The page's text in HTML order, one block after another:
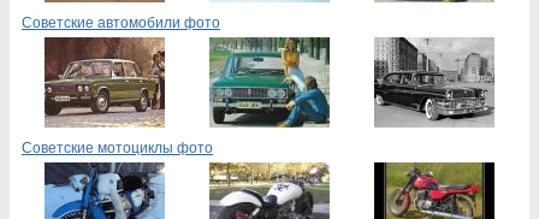
Советские автомобили фото
Советские мотоциклы фото